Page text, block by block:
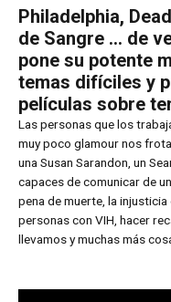
Philadelphia,
de Sangre … de
pone su potente
temas difíciles y
películas sobre
Las personas que los
muy poco glamour nos
una Susan Sarandon, un
capaces de comunicar de
pena de muerte, la
personas con VIH, hacer
llevamos y muchas más